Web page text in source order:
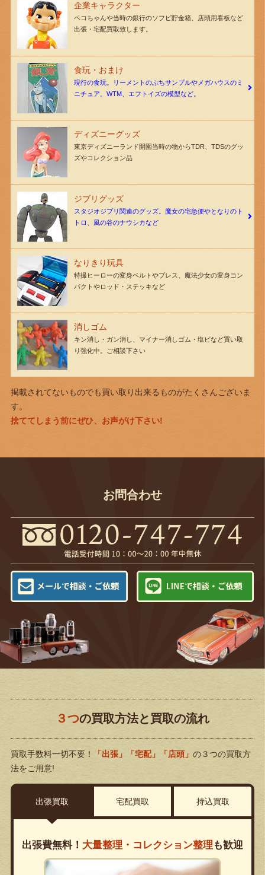
企業キャラクター
ペコちゃんや当時の銀行のソフビ貯金箱、店頭用看板など
出張・宅配買取致します。
食玩・おまけ
現行の食玩。リーメントのぷちサンプルやメガハウスのミ
ニチュア。WTM、エフトイズの模型など。
ディズニーグッズ
東京ディズニーランド開園当時の物からTDR、TDSのグッ
ズやコレクション品
ジブリグッズ
スタジオジブリ関連のグッズ。魔女の宅急便やとなりのト
トロ、風の谷のナウシカなど
なりきり玩具
特撮ヒーローの変身ベルトやブレス、魔法少女の変身コン
パクトやロッド・ステッキなど
消しゴム
キン消し・ガン消し、マイナー消しゴム・塩ビなど買い取
り強化中。ご相談下さい
掲載されてないものでも買い取り出来るものがたくさんございま
す。
捨ててしまう前にぜひ、お声がけ下さい!
お問合わせ
３つの買取方法と買取の流れ
買取手数料一切不要！ 「出張」「宅配」「店頭」 の３つの買取方
法をご用意!
出張買取 宅配買取 持込買取
出張費無料！ 大量整理・コレクション整理 も歓迎